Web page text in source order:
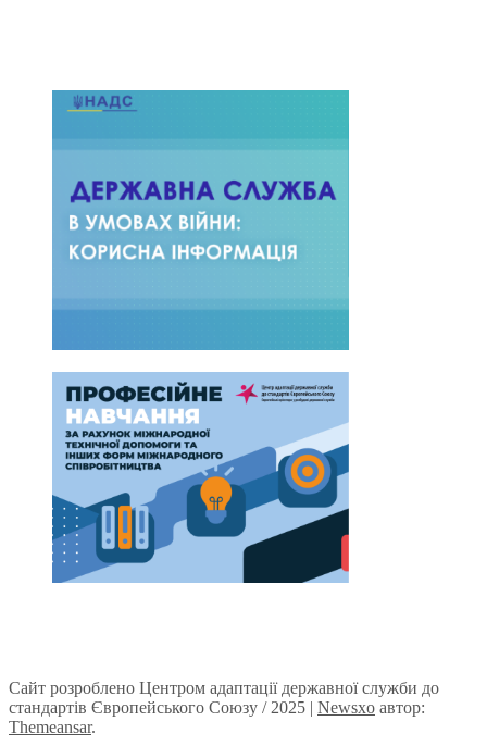
Сайт розроблено Центром адаптації державної служби до
стандартів Європейського Союзу / 2025 | Newsxo автор:
Themeansar.